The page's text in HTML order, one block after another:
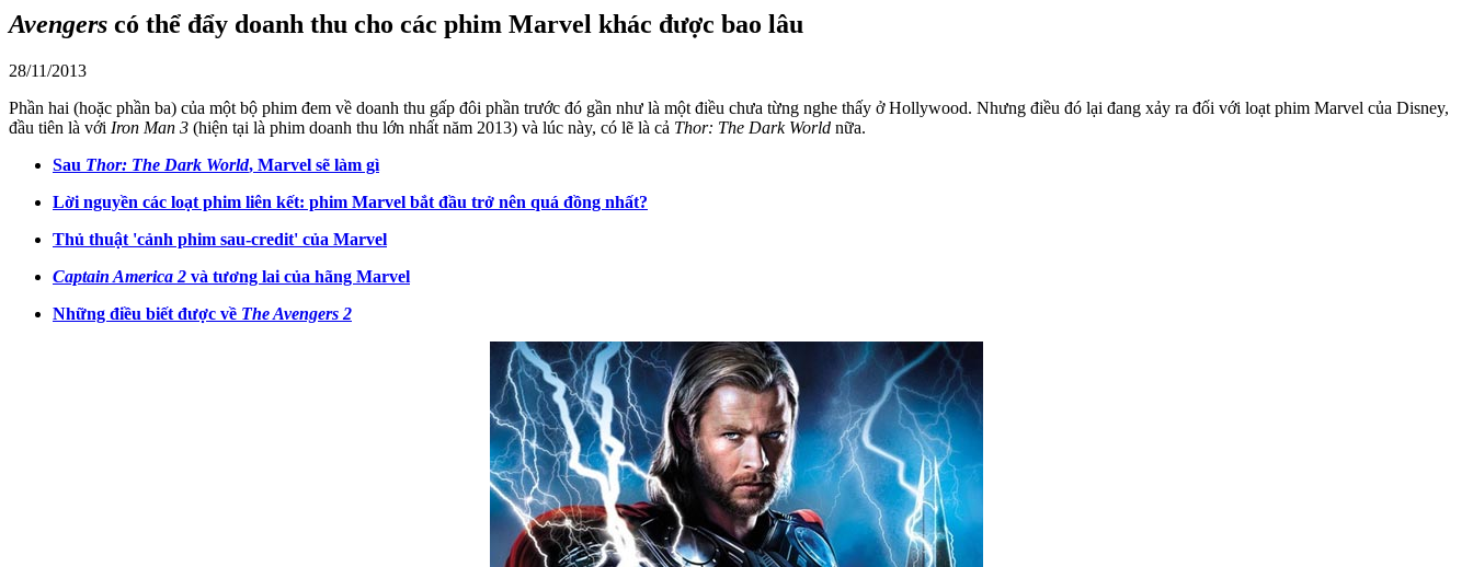
Avengers có thể đẩy doanh thu cho các phim Marvel khác được bao lâu
28/11/2013
Phần hai (hoặc phần ba) của một bộ phim đem về doanh thu gấp đôi phần trước đó gần như là một điều chưa từng nghe thấy ở Hollywood. Nhưng điều đó lại đang xảy ra đối với loạt phim Marvel của Disney,
đầu tiên là với Iron Man 3 (hiện tại là phim doanh thu lớn nhất năm 2013) và lúc này, có lẽ là cả Thor: The Dark World nữa.
Sau Thor: The Dark World, Marvel sẽ làm gì
Lời nguyền các loạt phim liên kết: phim Marvel bắt đầu trở nên quá đồng nhất?
Thủ thuật 'cảnh phim sau-credit' của Marvel
Captain America 2 và tương lai của hãng Marvel
Những điều biết được về The Avengers 2